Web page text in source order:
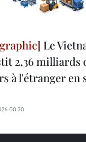
Le
2,36 milliards
à l'étranger en
00:30